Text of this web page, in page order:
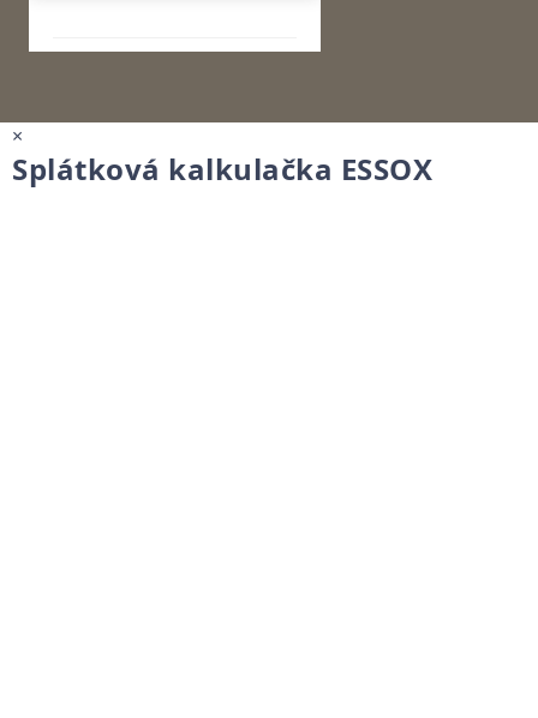
×
Splátková kalkulačka ESSOX